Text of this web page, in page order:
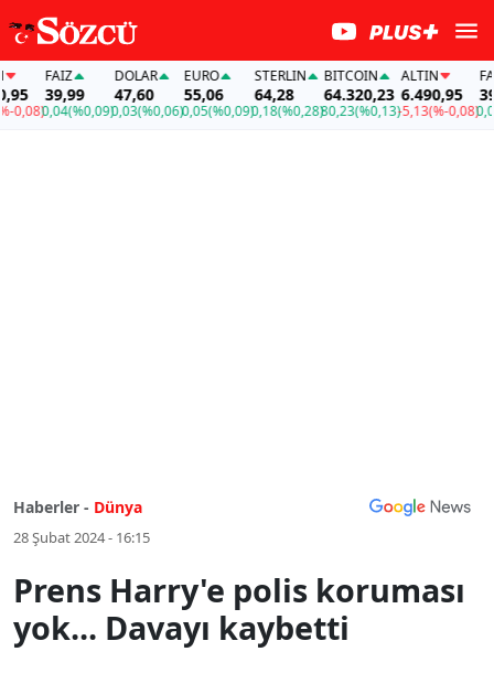
FAİZ
39,99
0,04(%0,09)
DOLAR
47,60
0,03(%0,06)
EURO
55,06
0,05(%0,09)
STERLIN
64,28
0,18(%0,28)
BITCOIN
64.320,23
80,23(%0,13)
ALTIN
6.490,95
-5,13(%-0,08)
FAİZ
0,04
Haberler - Dünya
28 Şubat 2024 - 16:15
Prens Harry'e polis koruması
yok... Davayı kaybetti